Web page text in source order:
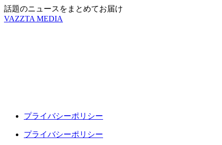
話題のニュースをまとめてお届け
VAZZTA MEDIA
プライバシーポリシー
プライバシーポリシー